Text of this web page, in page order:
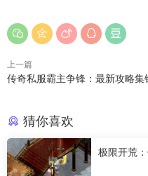
上一篇
传奇私服霸主争锋：最新攻略集
猜你喜欢
极限开荒